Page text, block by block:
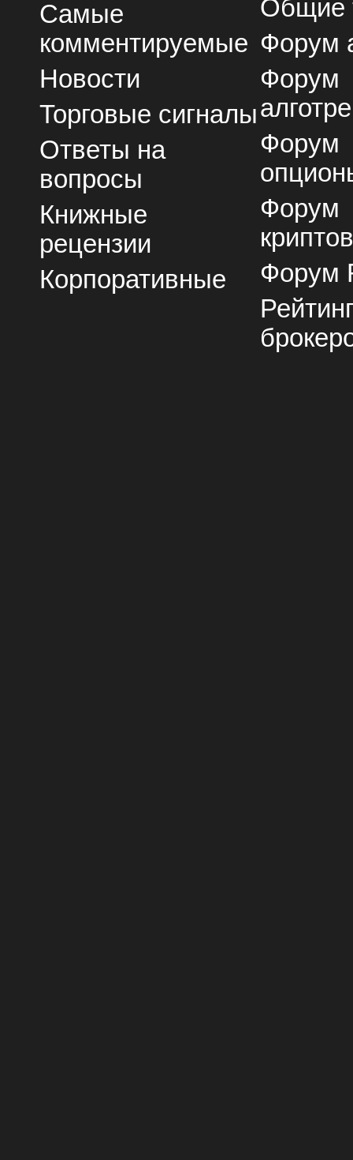
Самые
комментируемые
Новости
Торговые сигналы
Ответы на
вопросы
Книжные
рецензии
Корпоративные
Общие
Форум
Форум
Форум
Форум
Форум